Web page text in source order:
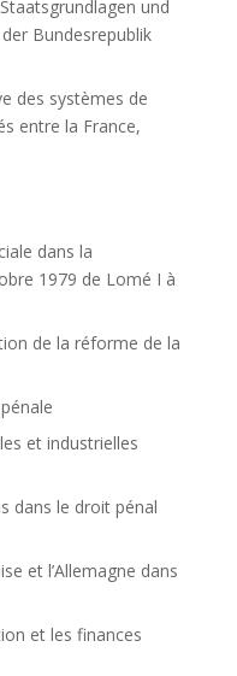
und
Bundesrepublik
des systèmes de
entre la France,
dans la
1979 de Lomé I à
de la réforme de la
et industrielles
dans le droit pénal
et l’Allemagne dans
et les finances